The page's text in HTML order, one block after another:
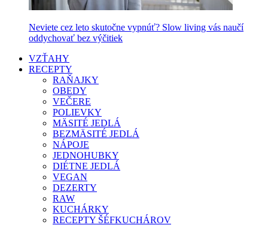
Neviete cez leto skutočne vypnúť? Slow living vás naučí
oddychovať bez výčitiek
VZŤAHY
RECEPTY
RAŇAJKY
OBEDY
VEČERE
POLIEVKY
MÄSITÉ JEDLÁ
BEZMÄSITÉ JEDLÁ
NÁPOJE
JEDNOHUBKY
DIÉTNE JEDLÁ
VEGAN
DEZERTY
RAW
KUCHÁRKY
RECEPTY ŠÉFKUCHÁROV